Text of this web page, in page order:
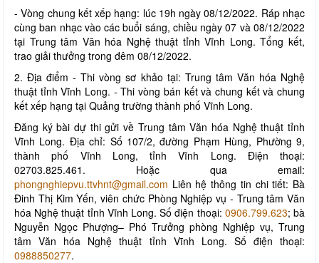
- Vòng chung kết xếp hạng: lúc 19h ngày 08/12/2022. Ráp nhạc
cùng ban nhạc vào các buổi sáng, chiều ngày 07 và 08/12/2022
tại Trung tâm Văn hóa Nghệ thuật tỉnh Vĩnh Long. Tổng kết,
trao giải thưởng trong đêm 08/12/2022.
2. Địa điểm - Thi vòng sơ khảo tại: Trung tâm Văn hóa Nghệ
thuật tỉnh Vĩnh Long. - Thi vòng bán kết và chung kết và chung
kết xếp hạng tại Quảng trường thành phố Vĩnh Long.
Đăng ký bài dự thi gửi về Trung tâm Văn hóa Nghệ thuật tỉnh
Vĩnh Long. Địa chỉ: Số 107/2, đường Phạm Hùng, Phường 9,
thành phố Vĩnh Long, tỉnh Vĩnh Long. Điện thoại:
02703.825.461. Hoặc qua email:
phongnghiepvu.ttvhnt@gmail.com Liên hệ thông tin chi tiết: Bà
Đinh Thị Kim Yến, viên chức Phòng Nghiệp vụ - Trung tâm Văn
hóa Nghệ thuật tỉnh Vĩnh Long. Số điện thoại: 0906.799.623; bà
Nguyễn Ngọc Phượng– Phó Trưởng phòng Nghiệp vụ, Trung
tâm Văn hóa Nghệ thuật tỉnh Vĩnh Long. Số điện thoại:
0988850277.